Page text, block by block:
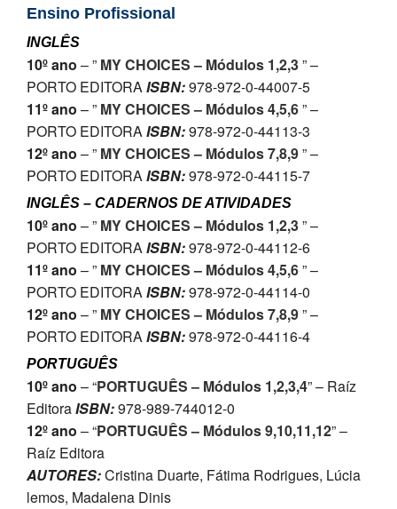
Ensino Profissional
INGLÊS
10º ano – ” MY CHOICES – Módulos 1,2,3” –
PORTO EDITORAISBN:978-972-0-44007-5
11º ano – ” MY CHOICES – Módulos 4,5,6” –
PORTO EDITORAISBN:978-972-0-44113-3
12º ano – ” MY CHOICES – Módulos 7,8,9” –
PORTO EDITORAISBN:978-972-0-44115-7
INGLÊS – CADERNOS DE ATIVIDADES
10º ano – ” MY CHOICES – Módulos 1,2,3” –
PORTO EDITORAISBN:978-972-0-44112-6
11º ano – ” MY CHOICES – Módulos 4,5,6” –
PORTO EDITORAISBN:978-972-0-44114-0
12º ano – ” MY CHOICES – Módulos 7,8,9” –
PORTO EDITORAISBN:978-972-0-44116-4
PORTUGUÊS
10º ano – “PORTUGUÊS – Módulos 1,2,3,4” – Raíz
EditoraISBN:978-989-744012-0
12º ano – “PORTUGUÊS – Módulos 9,10,11,12” –
Raíz Editora
AUTORES:Cristina Duarte, Fátima Rodrigues, Lúcia
lemos, Madalena Dinis